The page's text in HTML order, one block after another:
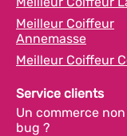
Meilleur Coiffeur
Annemasse
Meilleur Coiffeur
Service clients
Un commerce
bug ?